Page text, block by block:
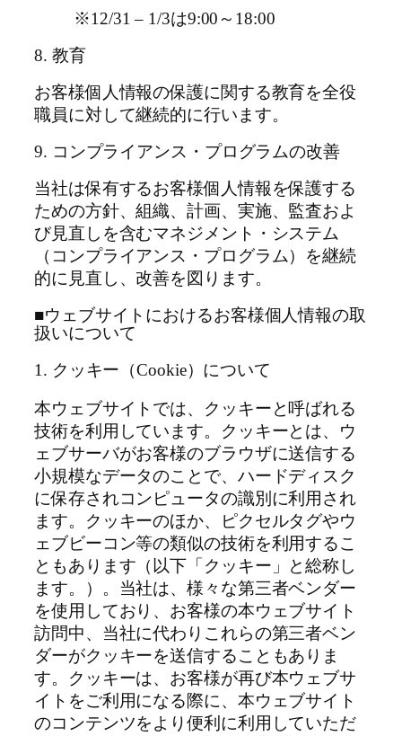
※12/31 – 1/3は9:00～18:00
8. 教育
お客様個人情報の保護に関する教育を全役
職員に対して継続的に行います。
9. コンプライアンス・プログラムの改善
当社は保有するお客様個人情報を保護する
ための方針、組織、計画、実施、監査およ
び見直しを含むマネジメント・システム
（コンプライアンス・プログラム）を継続
的に見直し、改善を図ります。
■ウェブサイトにおけるお客様個人情報の取
扱いについて
1. クッキー（Cookie）について
本ウェブサイトでは、クッキーと呼ばれる
技術を利用しています。クッキーとは、ウ
ェブサーバがお客様のブラウザに送信する
小規模なデータのことで、ハードディスク
に保存されコンピュータの識別に利用され
ます。クッキーのほか、ピクセルタグやウ
ェブビーコン等の類似の技術を利用するこ
ともあります（以下「クッキー」と総称し
ます。）。当社は、様々な第三者ベンダー
を使用しており、お客様の本ウェブサイト
訪問中、当社に代わりこれらの第三者ベン
ダーがクッキーを送信することもありま
す。クッキーは、お客様が再び本ウェブサ
イトをご利用になる際に、本ウェブサイト
のコンテンツをより便利に利用していただ